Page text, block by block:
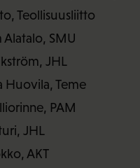
Teollisuusliitto
Alatalo, SMU
JHL
Huovila, Teme
PAM
JHL
AKT